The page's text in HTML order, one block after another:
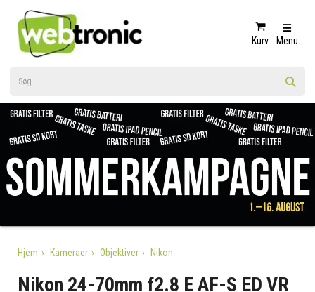
Kurv Menu
Hjem Kameraer Objektiver Nikon
Nikon 24-70mm f2.8 E AF-S ED VR